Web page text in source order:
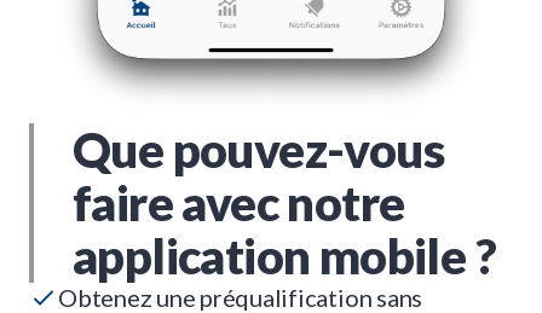
Que pouvez-vous
faire avec notre
application mobile ?
Obtenez une préqualification sans